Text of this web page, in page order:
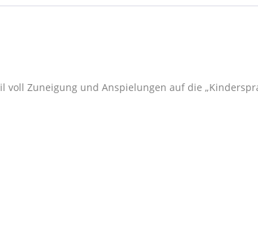
Zuneigung und Anspielungen auf die